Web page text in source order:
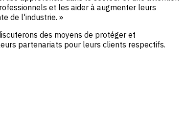
et les aider à augmenter leurs
de l'industrie. »
des moyens de protéger et
partenariats pour leurs clients respectifs.